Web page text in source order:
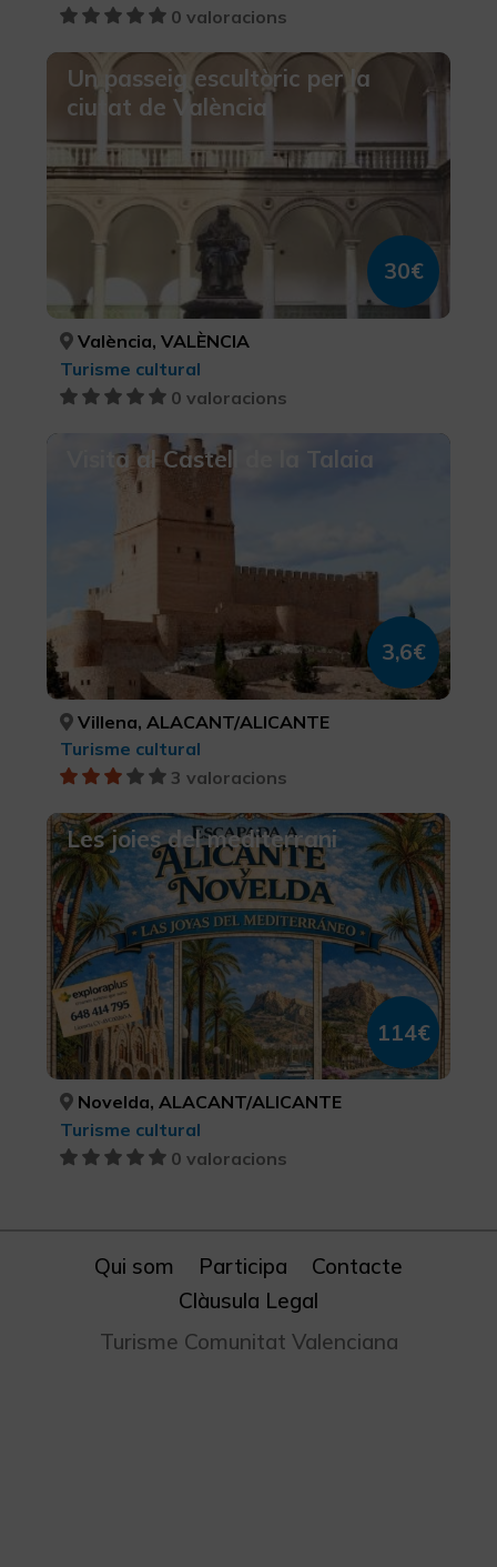
0 valoracions
Un passeig escultòric per la
ciutat de València
30€
València, VALÈNCIA
Turisme cultural
0 valoracions
Visita al Castell de la Talaia
3,6€
Villena, ALACANT/ALICANTE
Turisme cultural
3 valoracions
Les joies del mediterrani
114€
Novelda, ALACANT/ALICANTE
Turisme cultural
0 valoracions
Qui som Participa
Contacte
Clàusula Legal
Turisme Comunitat Valenciana